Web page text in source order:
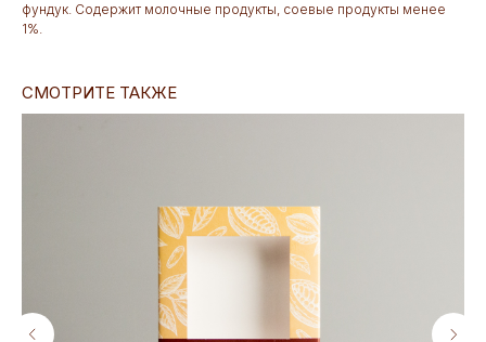
фундук. Содержит молочные продукты, соевые продукты менее
1%.
СМОТРИТЕ ТАКЖЕ